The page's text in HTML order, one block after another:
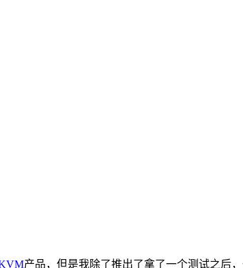
产品，但是我除了推出了拿了一个测试之后